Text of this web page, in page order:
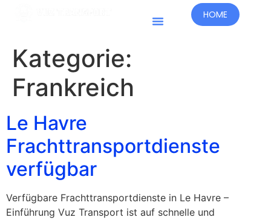
HOME
Kategorie:
Frankreich
Le Havre
Frachttransportdienste
verfügbar
Verfügbare Frachttransportdienste in Le Havre –
Einführung Vuz Transport ist auf schnelle und